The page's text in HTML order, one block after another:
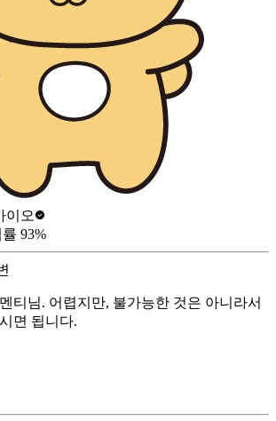
이오
률 93%
티님. 어렵지만, 불가능한 것은 아니라서
면 됩니다.